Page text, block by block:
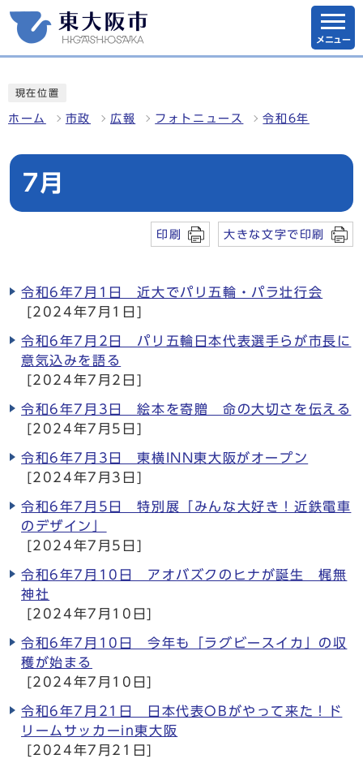
メニュー
現在位置
ホーム 市政 広報 フォトニュース 令和6年
7月
印刷 大きな文字で印刷
令和6年7月1日 近大でパリ五輪・パラ壮行会
[2024年7月1日]
令和6年7月2日 パリ五輪日本代表選手らが市長に
意気込みを語る
[2024年7月2日]
令和6年7月3日 絵本を寄贈 命の大切さを伝える
[2024年7月5日]
令和6年7月3日 東横INN東大阪がオープン
[2024年7月3日]
令和6年7月5日 特別展「みんな大好き！近鉄電車
のデザイン」
[2024年7月5日]
令和6年7月10日 アオバズクのヒナが誕生 梶無
神社
[2024年7月10日]
令和6年7月10日 今年も「ラグビースイカ」の収
穫が始まる
[2024年7月10日]
令和6年7月21日 日本代表OBがやって来た！ド
リームサッカーin東大阪
[2024年7月21日]